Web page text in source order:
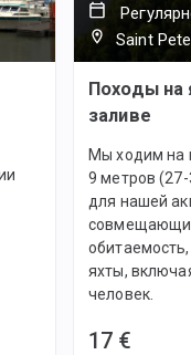
Saint
Походы на
заливе
Мы ходим на
9 метров
для нашей
яхты,
человек.
17 €